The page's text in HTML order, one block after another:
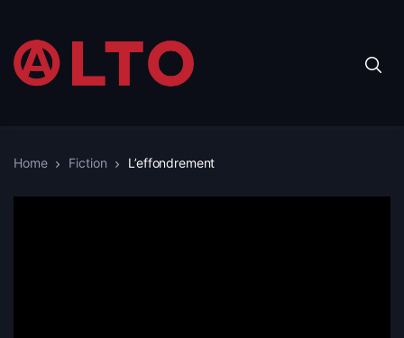
Home Fiction L’effondrement